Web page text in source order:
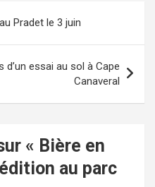
Pradet le 3 juin
d’un essai au sol à Cape
Canaveral
« Bière en
au parc